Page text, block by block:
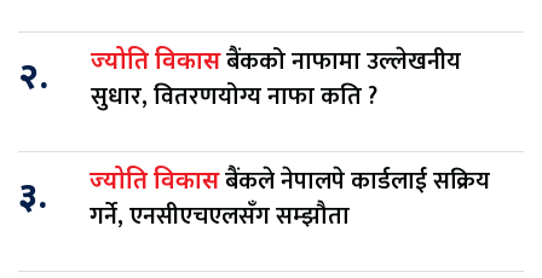
२. ज्योति विकासबैंकको नाफामा उल्लेखनीय
सुधार, वितरणयोग्य नाफा कति ?
३. ज्योति विकासबैंकले नेपालपे कार्डलाई सक्रिय
गर्ने, एनसीएचएलसँग सम्झौता